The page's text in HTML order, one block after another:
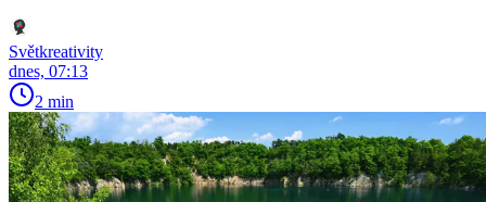
Světkreativity
dnes, 07:13
2 min